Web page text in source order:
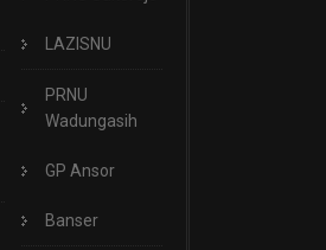
LAZISNU
PRNU
Wadungasih
GP Ansor
Banser